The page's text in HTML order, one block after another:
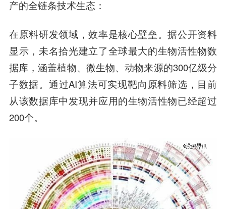
产的全链条技术生态：
在原料研发领域，效率是核心壁垒。据公开资料
显示，未名拾光建立了全球最大的生物活性物数
据库 ，涵盖植物、微生物、动物来源的300亿级分
子数据。通过AI算法可实现靶向原料筛选，目前
从该数据库中发现并应用的生物活性物已经超过
200个。